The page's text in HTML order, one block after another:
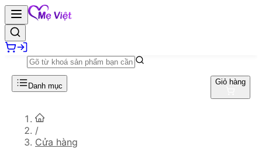
Danh mục Giỏ hàng
/
Cửa hàng